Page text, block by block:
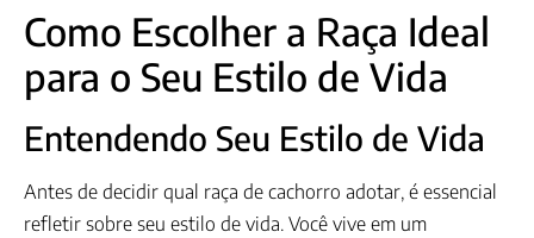
Como Escolher a Raça Ideal
para o Seu Estilo de Vida
Entendendo Seu Estilo de Vida
Antes de decidir qual raça de cachorro adotar, é essencial
refletir sobre seu estilo de vida. Você vive em um